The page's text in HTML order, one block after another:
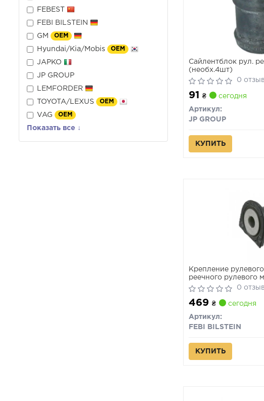
FEBEST
FEBI BILSTEIN
GM OEM
Hyundai/Kia/Mobis OEM
JAPKO
JP GROUP
LEMFORDER
TOYOTA/LEXUS OEM
VAG OEM
Показать все ↓
Сайлентблок рул.
(необх.4шт)
0
91 ₴ сегодня
Артикул:
JP GROUP
КУПИТЬ
Крепление
реечного рулевого
0
469 ₴ сегодня
Артикул:
FEBI BILSTEIN
КУПИТЬ